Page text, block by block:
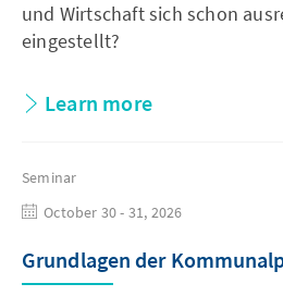
und Wirtschaft sich schon
eingestellt?
Learn more
Seminar
October 30 - 31, 2026
Grundlagen der